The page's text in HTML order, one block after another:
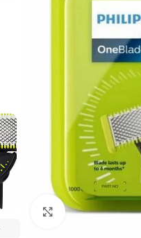
Click to enlarge